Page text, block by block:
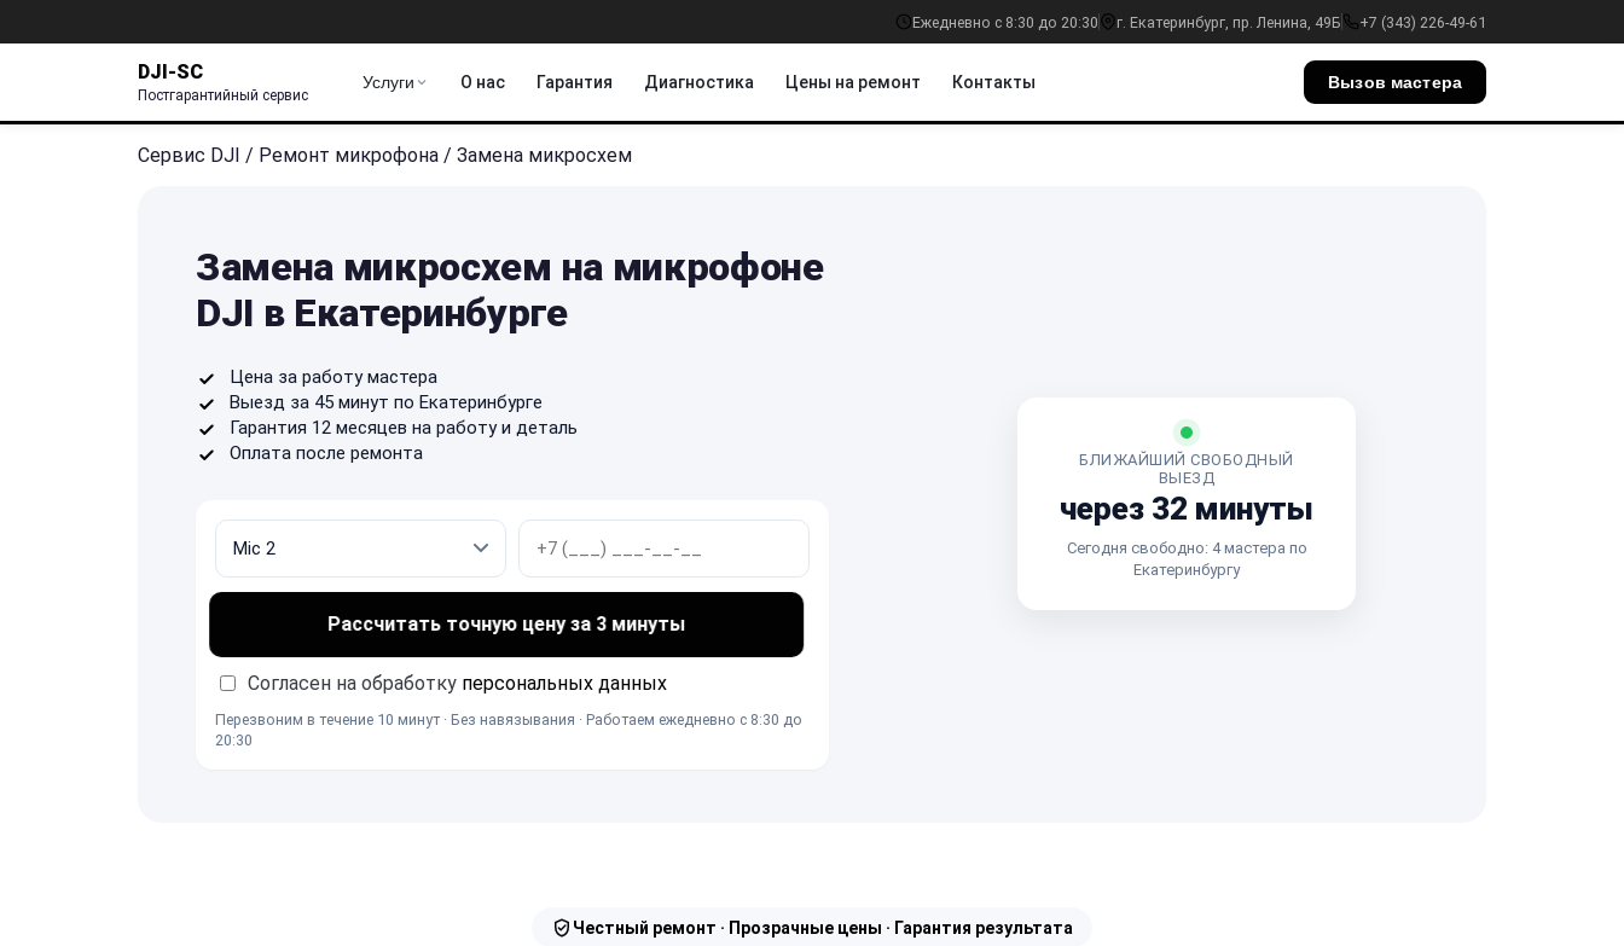
Ежедневно с 8:30 до 20:30 г. Екатеринбург, пр. Ленина, 49Б +7 (343) 226-49-61
DJI-SC
Постгарантийный сервис
Услуги О нас Гарантия Диагностика Цены на ремонт Контакты Вызов мастера
Сервис DJI / Ремонт микрофона / Замена микросхем
Замена микросхем на микрофоне
DJI в Екатеринбурге
Цена за работу мастера
Выезд за 45 минут по Екатеринбурге
Гарантия 12 месяцев на работу и деталь
Оплата после ремонта
Рассчитать точную цену за 3 минуты
Согласен на обработку персональных данных
Перезвоним в течение 10 минут · Без навязывания · Работаем ежедневно с 8:30 до
20:30
БЛИЖАЙШИЙ СВОБОДНЫЙ
ВЫЕЗД
через 32 минуты
Сегодня свободно: 4 мастера по
Екатеринбургу
Честный ремонт · Прозрачные цены · Гарантия результата